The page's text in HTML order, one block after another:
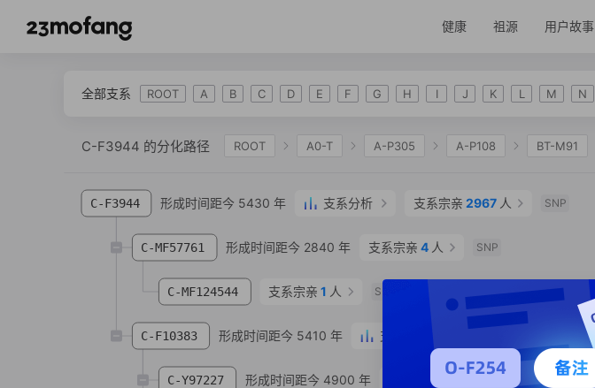
健康 祖源 用户故事
全部支系 ROOT A B C D E F G H I J K L M N
C-F3944 的分化路径 ROOT A0-T A-P305 A-P108 BT-M91
C-F3944 形成时间距今 5430 年 支系分析 支系宗亲 2967 人 SNP
C-MF57761 形成时间距今 2840 年 支系宗亲 4 人 SNP
C-F10383 形成时间距今 5410 年 支系分析
C-MF124544 支系宗亲 1 人 SNP
C-Y97227 形成时间距今 4900 年 支系分析 支系宗亲 226人